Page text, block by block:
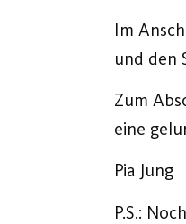
Im
und den
Zum
eine
Pia Jung
P.S.: